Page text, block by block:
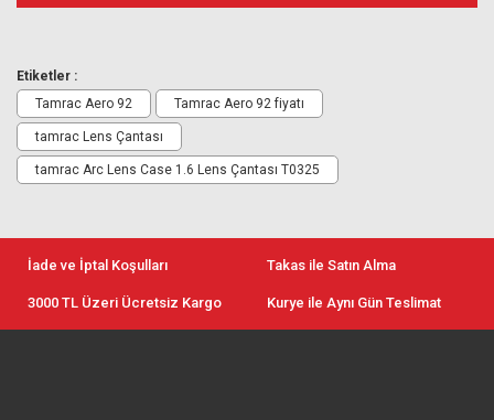
Etiketler :
Tamrac Aero 92
Tamrac Aero 92 fiyatı
tamrac Lens Çantası
tamrac Arc Lens Case 1.6 Lens Çantası T0325
İade ve İptal Koşulları Takas ile Satın Alma
3000 TL Üzeri Ücretsiz Kargo Kurye ile Aynı Gün Teslimat